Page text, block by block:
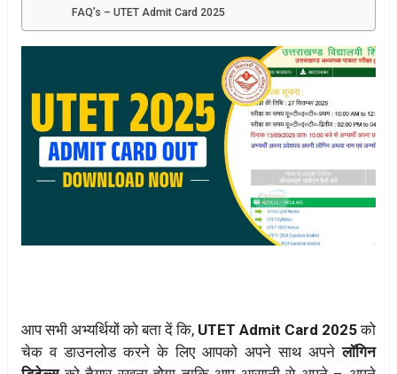
FAQ’s – UTET Admit Card 2025
आप सभी अभ्यर्थियों को बता दें कि, UTET Admit Card 2025को
चेक व डाउनलोड करने के लिए आपको अपने साथ अपने लॉगिन